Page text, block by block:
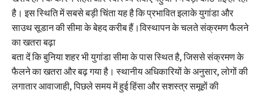
है। इस स्थिति में सबसे बड़ी चिंता यह है कि प्रभावित इलाके युगांडा और
साउथ सूडान की सीमा के बेहद करीब हैं।विस्थापन के चलते संक्रमण फैलने
का खतरा बढ़ा
बता दें कि बुनिया शहर भी युगांडा सीमा के पास स्थित है, जिससे संक्रमण के
फैलने का खतरा और बढ़ गया है। स्थानीय अधिकारियों के अनुसार, लोगों की
लगातार आवाजाही, पिछले समय में हुई हिंसा और सशस्त्र समूहों की